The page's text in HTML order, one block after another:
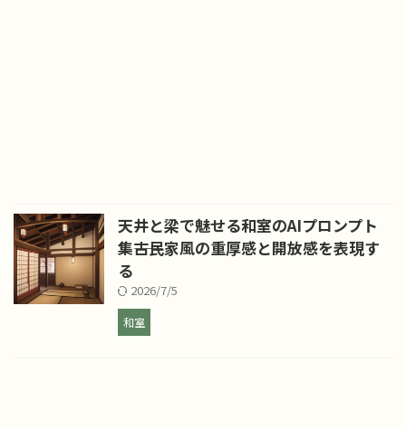
天井と梁で魅せる和室のAIプロンプト
集――古民家風の重厚感と開放感を表現す
る
2026/7/5
和室